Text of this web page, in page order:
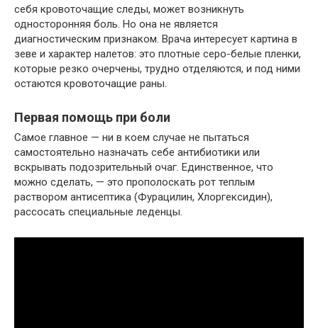
себя кровоточащие следы, может возникнуть
односторонняя боль. Но она не является
диагностическим признаком. Врача интересует картина в
зеве и характер налетов: это плотные серо-белые пленки,
которые резко очерчены, трудно отделяются, и под ними
остаются кровоточащие раны.
Первая помощь при боли
Самое главное — ни в коем случае не пытаться
самостоятельно назначать себе антибиотики или
вскрывать подозрительный очаг. Единственное, что
можно сделать, — это прополоскать рот теплым
раствором антисептика (Фурацилин, Хлоргексидин),
рассосать специальные леденцы.